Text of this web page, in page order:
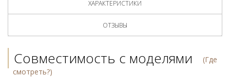
ХАРАКТЕРИСТИКИ
ОТЗЫВЫ
Совместимость с моделями
(Где
смотреть?)